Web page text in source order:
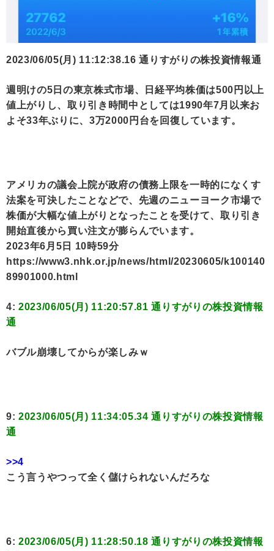
2023/06/05(月) 11:12:38.16 通りすがりの株投資情報通
週明けの5日の東京株式市場、日経平均株価は500円以上
値上がりし、取り引き時間中としては1990年7月以来お
よそ33年ぶりに、3万2000円台を回復しています。
アメリカの議会上院が政府の債務上限を一時的になくす
法案を可決したことなどで、先週のニューヨーク市場で
株価が大幅な値上がりとなったことを受けて、取り引き
開始直後から買い注文が膨らんでいます。
2023年6月5日 10時59分
https://www3.nhk.or.jp/news/html/20230605/k100140
89901000.html
4: 2023/06/05(月) 11:20:57.81 通りすがりの株投資情報
通
バブル崩壊してからが楽しみｗ
9: 2023/06/05(月) 11:34:05.34 通りすがりの株投資情報
通
>>4
こう言うやつって全く儲けられないんだろな
6: 2023/06/05(月) 11:28:50.18 通りすがりの株投資情報